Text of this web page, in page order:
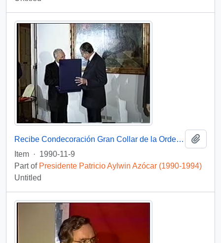
Recibe Condecoración Gran Collar de la Orden de Malta : vídeo
Item · 1990-11-9
Part of Presidente Patricio Aylwin Azócar (1990-1994)
Untitled